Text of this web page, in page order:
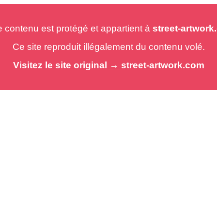
est protégé et appartient à street-
Ce site reproduit illégalement du contenu volé.
Visitez le site original → street-artwork.com